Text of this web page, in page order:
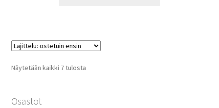
Näytetään kaikki 7 tulostaSuosituimmat
Osastot